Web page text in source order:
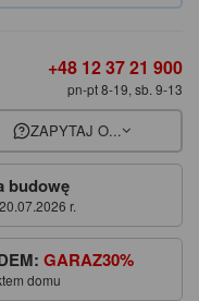
+48 12 37 21 900
pn-pt 8-19, sb. 9-13
ZAPYTAJ O...
budowę
r.
GARAZ30%
domu